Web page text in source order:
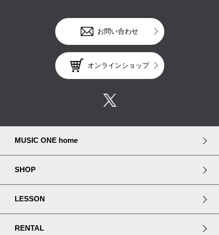
お問い合わせ
オンラインショップ
MUSIC ONE home
SHOP
LESSON
RENTAL